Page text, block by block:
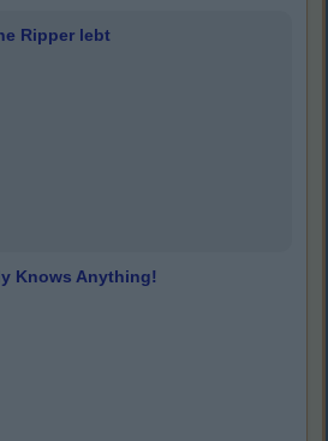
Ripper lebt
Knows Anything!